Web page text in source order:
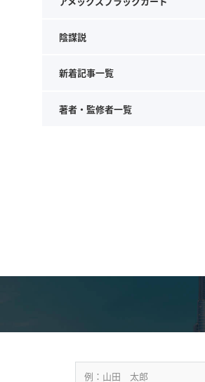
陰謀説
新着記事一覧
著者・監修者一覧